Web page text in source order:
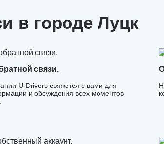
в городе Луцк
связи.
U-Drivers свяжется с вами для
и обсуждения всех моментов